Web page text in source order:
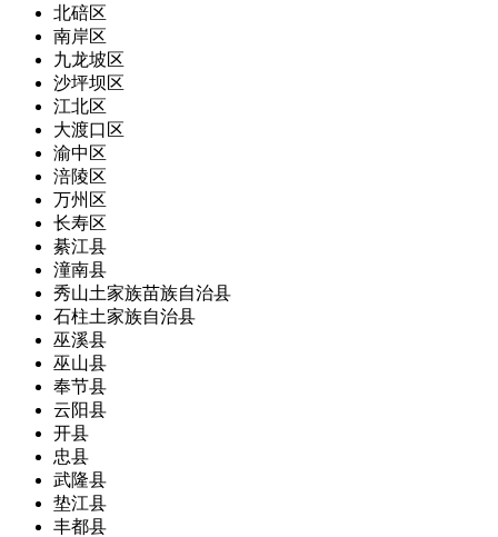
北碚区
南岸区
九龙坡区
沙坪坝区
江北区
大渡口区
渝中区
涪陵区
万州区
长寿区
綦江县
潼南县
秀山土家族苗族自治县
石柱土家族自治县
巫溪县
巫山县
奉节县
云阳县
开县
忠县
武隆县
垫江县
丰都县